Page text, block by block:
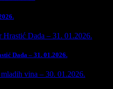
Dada – 31. 01.2026.